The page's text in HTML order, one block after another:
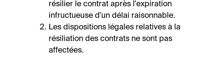
résilier le contrat après l'expiration
infructueuse d'un délai raisonnable.
Les dispositions légales relatives à la
résiliation des contrats ne sont pas
affectées.